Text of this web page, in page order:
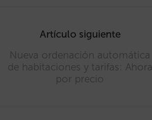
Artículo siguiente
Nueva ordenación automática
de habitaciones y tarifas: Ahora
por precio